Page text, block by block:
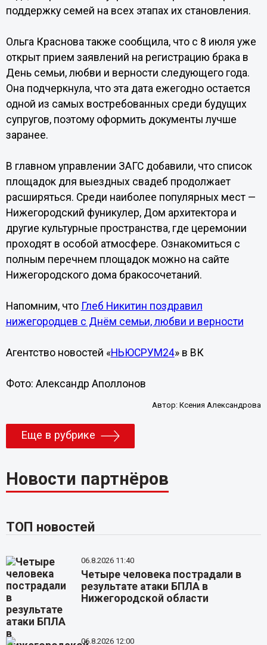
поддержку семей на всех этапах их становления.
Ольга Краснова также сообщила, что с 8 июля уже
открыт прием заявлений на регистрацию брака в
День семьи, любви и верности следующего года.
Она подчеркнула, что эта дата ежегодно остается
одной из самых востребованных среди будущих
супругов, поэтому оформить документы лучше
заранее.
В главном управлении ЗАГС добавили, что список
площадок для выездных свадеб продолжает
расширяться. Среди наиболее популярных мест —
Нижегородский фуникулер, Дом архитектора и
другие культурные пространства, где церемонии
проходят в особой атмосфере. Ознакомиться с
полным перечнем площадок можно на сайте
Нижегородского дома бракосочетаний.
Напомним, что Глеб Никитин поздравил
нижегородцев с Днём семьи, любви и верности
Агентство новостей «НЬЮСРУМ24» в ВК
Фото: Александр Аполлонов
Автор:Ксения Александрова
Еще в рубрике
Новости партнёров
ТОП новостей
06.8.2026 11:40
Четыре человека пострадали в
результате атаки БПЛА в
Нижегородской области
06.8.2026 12:00